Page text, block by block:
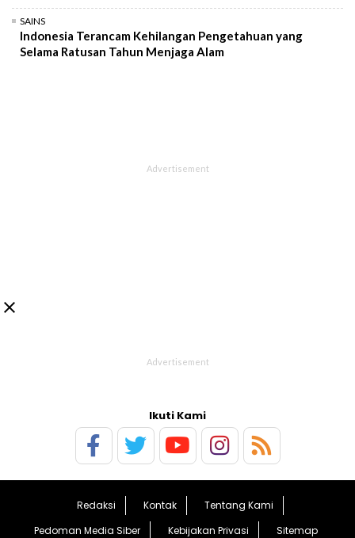
SAINS
Indonesia Terancam Kehilangan Pengetahuan yang
Selama Ratusan Tahun Menjaga Alam

Ikuti Kami
Redaksi Kontak
Tentang Kami
Pedoman Media Siber
Kebijakan Privasi Sitemap